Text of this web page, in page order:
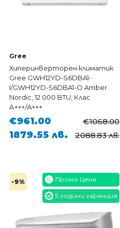
Gree
Хиперинверторен климатик
Gree GWH12YD-S6DBA1-
I/GWH12YD-S6DBA1-O Amber
Nordic, 12 000 BTU, Клас
А+++/A+++
€961.00 €1068.00
1879.55 лв. 2088.83 лв.
-9% Промо Цена
5 години гаранция